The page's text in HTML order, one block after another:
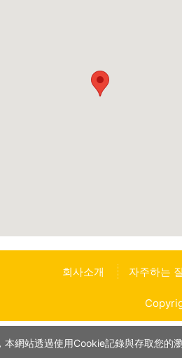
회사소개 자주하는
網站透過使用Cookie記錄與存取您的